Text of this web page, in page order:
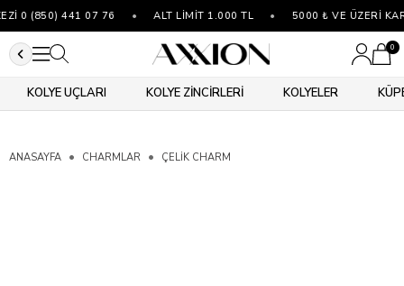
0 (850) 441 07 76 ALT LİMİT 1.000 TL 5000 ₺ VE ÜZERİ
0
KOLYE UÇLARI KOLYE ZİNCİRLERİ KOLYELER
ANASAYFA CHARMLAR ÇELIK CHARM